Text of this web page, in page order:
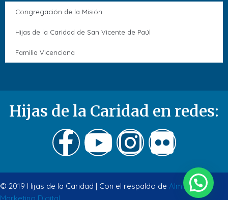
Congregación de la Misión
Hijas de la Caridad de San Vicente de Paúl
Familia Vicenciana
Hijas de la Caridad en redes:
© 2019 Hijas de la Caridad | Con el respaldo de Almirante